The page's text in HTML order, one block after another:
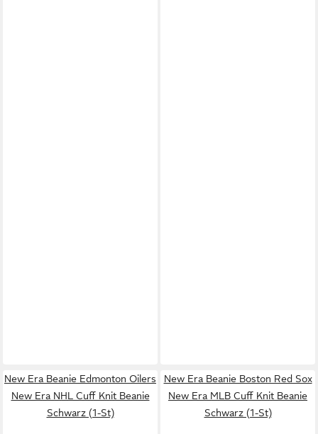
New Era Beanie Edmonton Oilers
New Era NHL Cuff Knit Beanie
Schwarz (1-St)
New Era Beanie Boston Red Sox
New Era MLB Cuff Knit Beanie
Schwarz (1-St)